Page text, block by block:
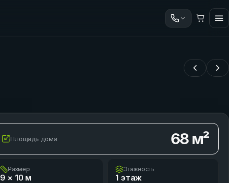
Площадь дома 68м²
Размер
9 × 10 м
Этажность
1 этаж